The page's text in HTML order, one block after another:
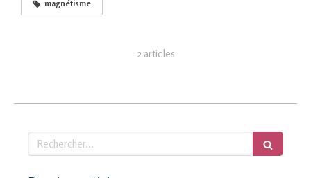
magnétisme
2 articles
Rechercher